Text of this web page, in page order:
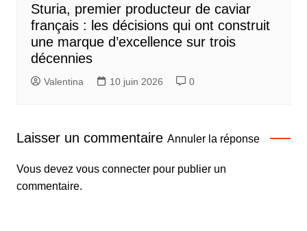
Sturia, premier producteur de caviar
français : les décisions qui ont construit
une marque d’excellence sur trois
décennies
Valentina 10 juin 2026 0
Laisser un commentaire Annuler la réponse
Vous devez vous connecterpour publier un
commentaire.